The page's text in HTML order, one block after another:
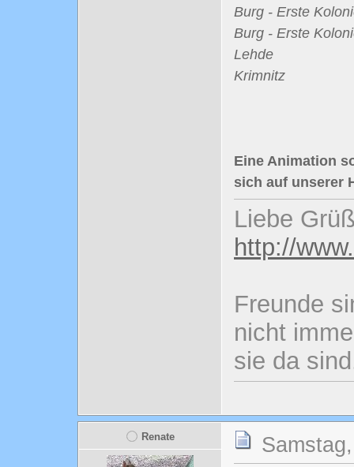
Burg - Erste
Burg - Erste
Lehde
Krimnitz
Eine Animation
sich auf unserer
Liebe
http://
Freunde
nicht
sie da
Renate